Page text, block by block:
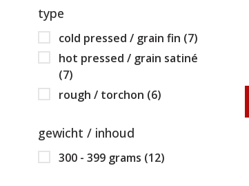
type
cold pressed / grain fin (7)
hot pressed / grain satiné
(7)
rough / torchon (6)
gewicht / inhoud
300 - 399 grams (12)